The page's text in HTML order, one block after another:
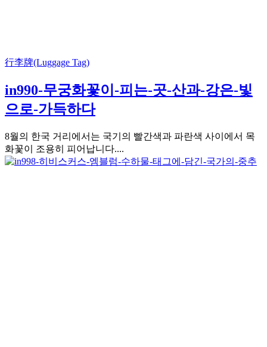
行李牌(Luggage Tag)
in990-무궁화꽃이-피는-곳-산과-강은-빛
으로-가득하다
8월의 한국 거리에서는 국기의 빨간색과 파란색 사이에서 목
화꽃이 조용히 피어납니다....